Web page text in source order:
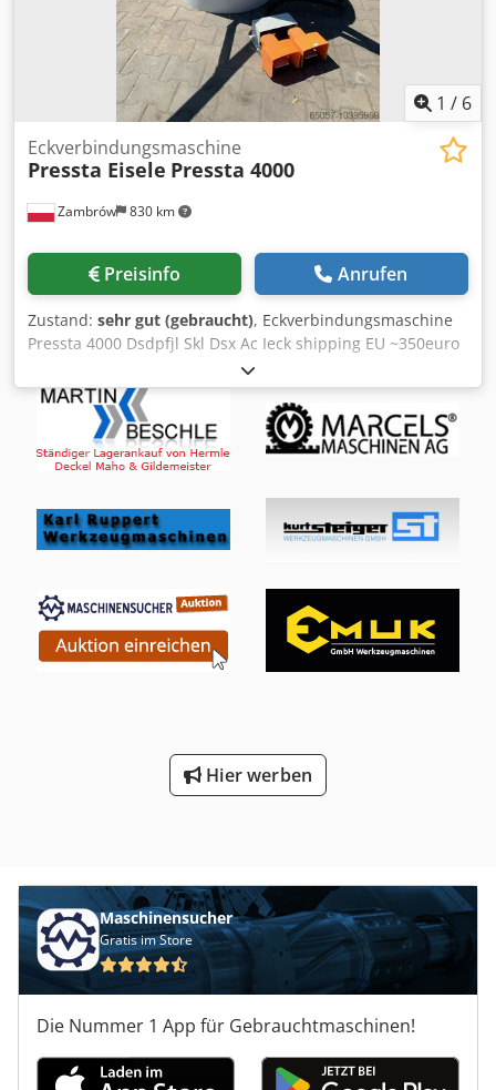
1 / 6
Zambrów 830 km
Eckverbindungsmaschine
Pressta Eisele Pressta 4000
Preisinfo Anrufen
Zustand: sehr gut (gebraucht), Eckverbindungsmaschine
Pressta 4000 Dsdpfjl Skl Dsx Ac Ieck shipping EU ~350euro
Hier werben
Maschinensucher
Gratis im Store
Die Nummer 1 App für Gebrauchtmaschinen!